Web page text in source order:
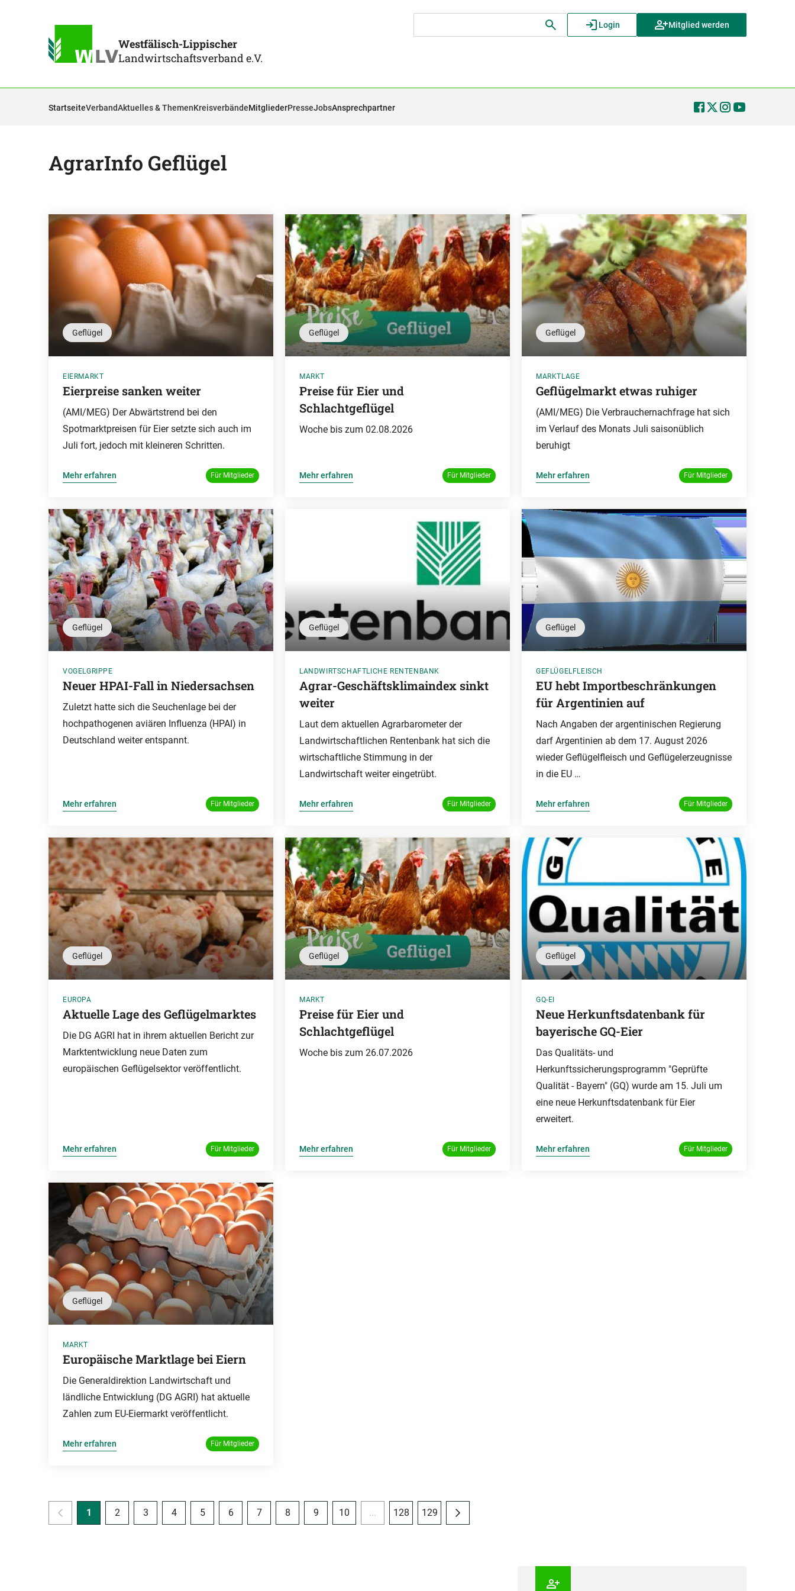
Westfälisch-Lippischer
Landwirtschaftsverband e.V.
Login Mitglied werden
StartseiteVerbandAktuelles & ThemenKreisverbändeMitgliederPresseJobsAnsprechpartner
AgrarInfo Geflügel
Geflügel
EIERMARKT
Eierpreise sanken weiter
(AMI/MEG) Der Abwärtstrend bei den
Spotmarktpreisen für Eier setzte sich auch im
Juli fort, jedoch mit kleineren Schritten.
Mehr erfahren Für Mitglieder
Geflügel
MARKT
Preise für Eier und
Schlachtgeflügel
Woche bis zum 02.08.2026
Mehr erfahren Für Mitglieder
Geflügel
MARKTLAGE
Geflügelmarkt etwas ruhiger
(AMI/MEG) Die Verbrauchernachfrage hat sich
im Verlauf des Monats Juli saisonüblich
beruhigt
Mehr erfahren Für Mitglieder
Geflügel
VOGELGRIPPE
Neuer HPAI-Fall in Niedersachsen
Zuletzt hatte sich die Seuchenlage bei der
hochpathogenen aviären Influenza (HPAI) in
Deutschland weiter entspannt.
Mehr erfahren Für Mitglieder
Geflügel
LANDWIRTSCHAFTLICHE RENTENBANK
Agrar-Geschäftsklimaindex sinkt
weiter
Laut dem aktuellen Agrarbarometer der
Landwirtschaftlichen Rentenbank hat sich die
wirtschaftliche Stimmung in der
Landwirtschaft weiter eingetrübt.
Mehr erfahren Für Mitglieder
Geflügel
GEFLÜGELFLEISCH
EU hebt Importbeschränkungen
für Argentinien auf
Nach Angaben der argentinischen Regierung
darf Argentinien ab dem 17. August 2026
wieder Geflügelfleisch und Geflügelerzeugnisse
in die EU …
Mehr erfahren Für Mitglieder
Geflügel
EUROPA
Aktuelle Lage des Geflügelmarktes
Die DG AGRI hat in ihrem aktuellen Bericht zur
Marktentwicklung neue Daten zum
europäischen Geflügelsektor veröffentlicht.
Mehr erfahren Für Mitglieder
Geflügel
MARKT
Preise für Eier und
Schlachtgeflügel
Woche bis zum 26.07.2026
Mehr erfahren Für Mitglieder
Geflügel
GQ-EI
Neue Herkunftsdatenbank für
bayerische GQ-Eier
Das Qualitäts- und
Herkunftssicherungsprogramm "Geprüfte
Qualität - Bayern" (GQ) wurde am 15. Juli um
eine neue Herkunftsdatenbank für Eier
erweitert.
Mehr erfahren Für Mitglieder
Geflügel
MARKT
Europäische Marktlage bei Eiern
Die Generaldirektion Landwirtschaft und
ländliche Entwicklung (DG AGRI) hat aktuelle
Zahlen zum EU-Eiermarkt veröffentlicht.
Mehr erfahren Für Mitglieder
1 2 3 4 5 6 7 8 9 10 ... 128 129